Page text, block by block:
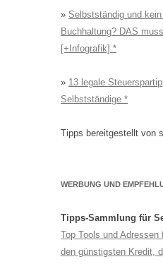
» Selbstständig und
Buchhaltung? DAS
[+Infografik]
» 13 legale
Selbstständige
Tipps bereitgestellt von
WERBUNG UND
Tipps-Sammlung für
Top Tools und Adressen
den günstigsten Kredit,